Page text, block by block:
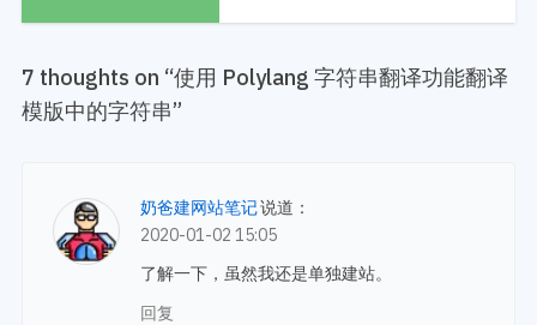
7 thoughts on “使用 Polylang 字符串翻译功能翻译
模版中的字符串”
奶爸建网站笔记说道：
2020-01-02 15:05
了解一下，虽然我还是单独建站。
回复